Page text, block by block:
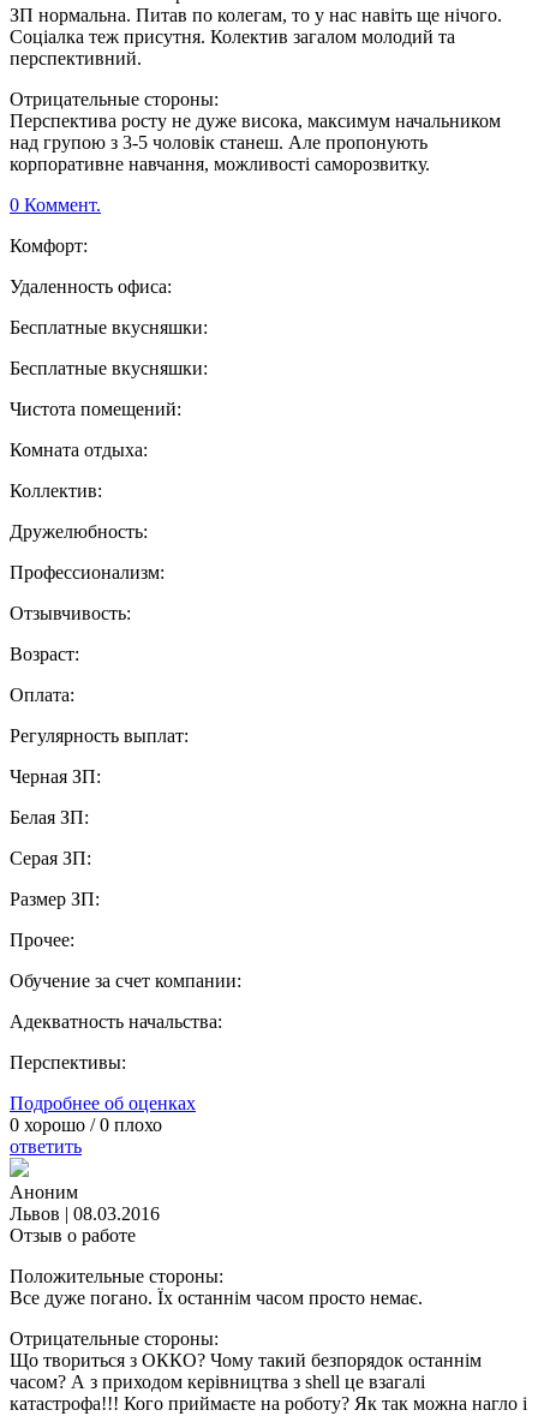
ЗП нормальна. Питав по колегам, то у нас навіть ще нічого.
Соціалка теж присутня. Колектив загалом молодий та
перспективний.
Отрицательные стороны:
Перспектива росту не дуже висока, максимум начальником
над групою з 3-5 чоловік станеш. Але пропонують
корпоративне навчання, можливості саморозвитку.
0 Коммент.
Комфорт:
Удаленность офиса:
Бесплатные вкусняшки:
Бесплатные вкусняшки:
Чистота помещений:
Комната отдыха:
Коллектив:
Дружелюбность:
Профессионализм:
Отзывчивость:
Возраст:
Оплата:
Регулярность выплат:
Черная ЗП:
Белая ЗП:
Серая ЗП:
Размер ЗП:
Прочее:
Обучение за счет компании:
Адекватность начальства:
Перспективы:
Подробнее об оценках
0 хорошо /0 плохо
ответить
Аноним
Львов | 08.03.2016
Отзыв о работе
Положительные стороны:
Все дуже погано. Їх останнім часом просто немає.
Отрицательные стороны:
Що твориться з ОККО? Чому такий безпорядок останнім
часом? А з приходом керівництва з shell це взагалі
катастрофа!!! Кого приймаєте на роботу? Як так можна нагло і